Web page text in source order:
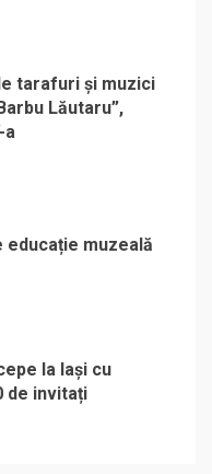
tarafuri și muzici
Lăutaru”,
a
educație muzeală
la Iași cu
de invitați